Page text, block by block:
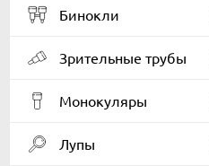
Бинокли
Зрительные трубы
Монокуляры
Лупы